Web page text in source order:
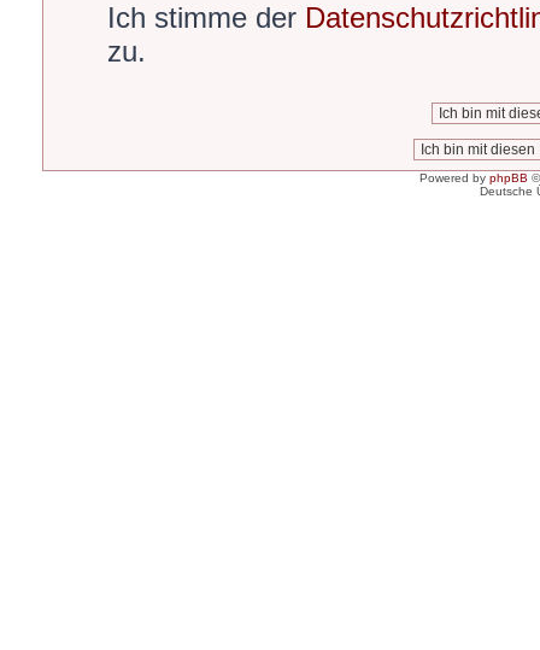
Ich stimme der
zu.
Powered by phpBB
Deutsche